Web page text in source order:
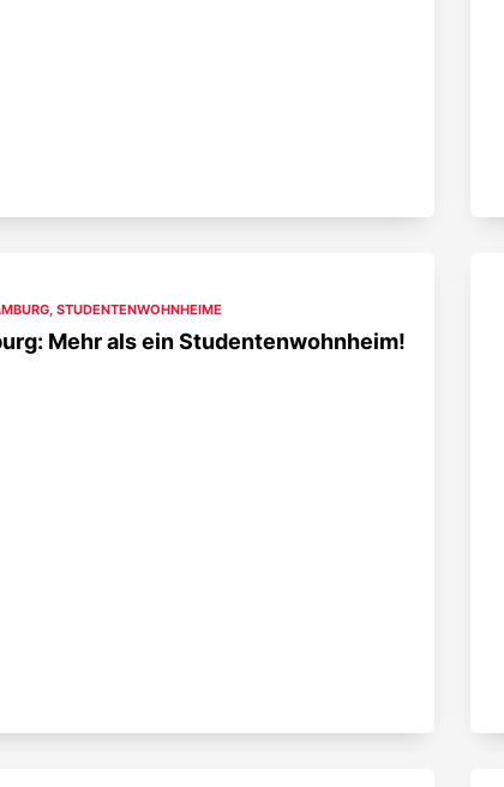
, STUDENTENWOHNHEIME
Mehr als ein Studentenwohnheim!